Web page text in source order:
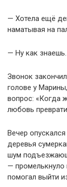
— Хотела ещё
наматывая на
— Ну как
Звонок
голове у
вопрос: «Когда
любовь
Вечер
деревья
шум
— промелькнуло
помогал выйти